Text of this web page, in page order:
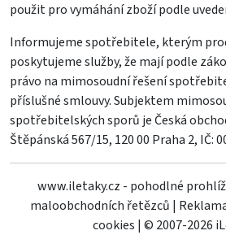
použit pro vymáhání zboží podle
Informujeme spotřebitele, kterým
poskytujeme služby, že mají podle
právo na mimosoudní řešení
příslušné smlouvy. Subjektem
spotřebitelských sporů je Česká
Štěpánská 567/15, 120 00 Praha 2, IČ:
www.iletaky.cz - pohodlné
maloobchodních řetězců |
cookies | © 2007-2026